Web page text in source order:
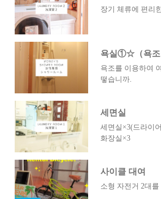
장기 체류에 편리
욕실①☆（욕
욕조를 이용하여
떻습니까.
세면실
세면실×3(드라이
화장실×3
사이클 대여
소형 자전거 2대